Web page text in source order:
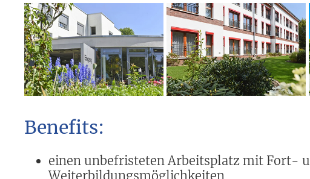
Benefits:
einen unbefristeten Arbeitsplatz mit Fort-
Weiterbildungsmöglichkeiten